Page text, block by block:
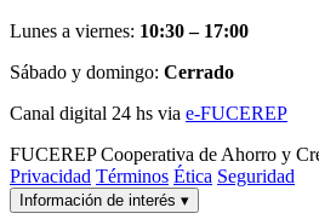
Lunes a viernes: 10:30 – 17:00
Sábado y domingo: Cerrado
Canal digital 24 hs via e-FUCEREP
FUCEREP Cooperativa de Ahorro y
Privacidad Términos Ética Seguridad
Información de interés ▾